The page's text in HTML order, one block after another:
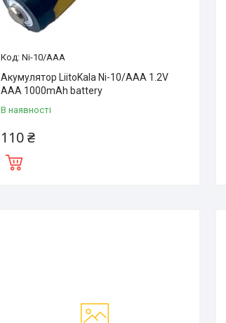
Ni-10/AAA
Акумулятор LiitoKala Ni-10/AAA 1.2V
AAA 1000mAh battery
В наявності
110 ₴